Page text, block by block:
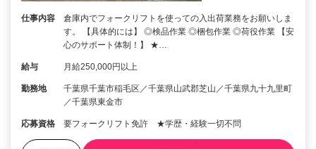
仕事内容
倉庫内でフォークリフトを使っての入出荷業務をお願いしま
す。 【具体的には】 ◎検品作業 ◎梱包作業 ◎荷役作業 【安
心のサポート体制！】 ★…
給与 月給250,000円以上
勤務地
千葉県千葉市稲毛区／千葉県山武郡芝山／千葉県九十九里町
／千葉県東金市
応募資格 要フォークリフト免許 ★学歴・経験一切不問